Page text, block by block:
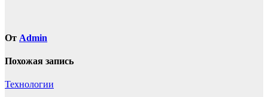
От Admin
Похожая запись
Технологии